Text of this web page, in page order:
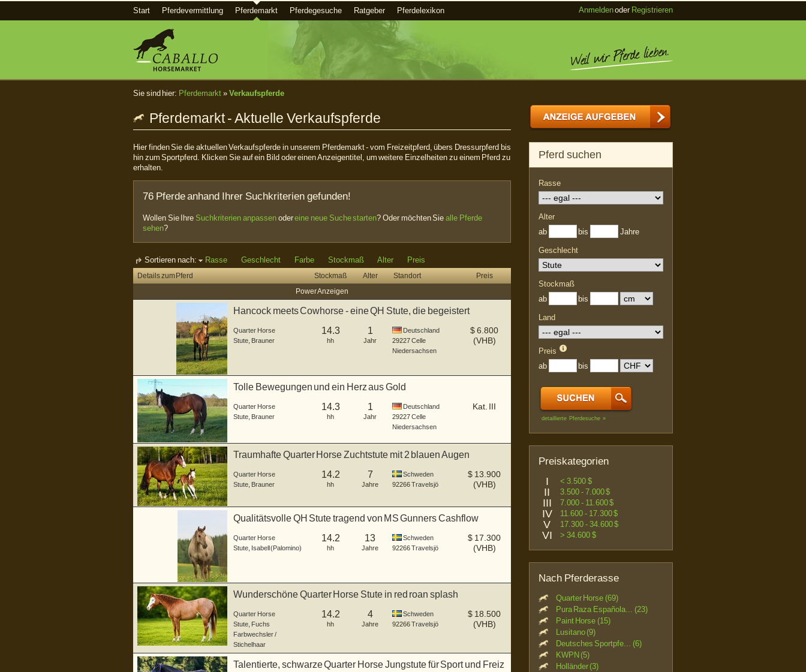
Start Pferdevermittlung Pferdemarkt Pferdegesuche Ratgeber Pferdelexikon Anmeldenoder Registrieren
Sie sind hier: Pferdemarkt » Verkaufspferde
Pferdemarkt - Aktuelle Verkaufspferde
Hier finden Sie die aktuellen Verkaufspferde in unserem Pferdemarkt - vom Freizeitpferd, übers Dressurpferd bis
hin zum Sportpferd. Klicken Sie auf ein Bild oder einen Anzeigentitel, um weitere Einzelheiten zu einem Pferd zu
erhalten.
76 Pferde anhand Ihrer Suchkriterien gefunden!
Wollen Sie Ihre Suchkriterien anpassenodereine neue Suche starten? Oder möchten Siealle Pferde
sehen?
Sortieren nach: Rasse Geschlecht Farbe Stockmaß Alter Preis
Details zum Pferd Stockmaß Alter Standort
Preis
Power Anzeigen
Hancock meets Cowhorse - eine QH Stute, die begeistert
Quarter Horse
Stute Brauner
14.3
hh
1
Jahr
Deutschland
29227Celle
Niedersachsen
$6.800
(VHB)
Tolle Bewegungen und ein Herz aus Gold
Quarter Horse
Stute Brauner
14.3
hh
1
Jahr
Deutschland
29227Celle
Niedersachsen
Kat. III
Traumhafte Quarter Horse Zuchtstute mit 2 blauen Augen
Quarter Horse
Stute Brauner
14.2
hh
7
Jahre
Schweden
92266Travelsjö
$ 13.900
(VHB)
Qualitätsvolle QH Stute tragend von MS Gunners Cashflow
Quarter Horse
Stute Isabell (Palomino)
14.2
hh
13
Jahre
Schweden
92266Travelsjö
$ 17.300
(VHB)
Wunderschöne Quarter Horse Stute in red roan splash
Quarter Horse
Stute Fuchs
Farbwechsler /
Stichelhaar
14.2
hh
4
Jahre
Schweden
92266Travelsjö
$ 18.500
(VHB)
Talentierte, schwarze Quarter Horse Jungstute für Sport und Freiz
Pferd suchen
Rasse
Alter
ab
bis Jahre
Geschlecht
Stockmaß
ab
bis
Land
Preis
ab
bis
detaillierte Pferdesuche »
Preiskategorien
I < 3.500 $
II 3.500 - 7.000 $
III 7.000 - 11.600 $
IV 11.600 - 17.300 $
V 17.300 - 34.600 $
VI > 34.600 $
Nach Pferderasse
Quarter Horse (69)
Pura Raza Española... (23)
Paint Horse (15)
Lusitano (9)
Deutsches Sportpfe... (6)
KWPN (5)
Holländer (3)